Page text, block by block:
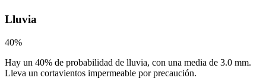
Lluvia
40%
Hay un 40% de probabilidad de lluvia, con una media de 3.0 mm.
Lleva un cortavientos impermeable por precaución.